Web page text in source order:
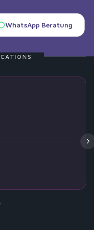
WhatsApp Beratung